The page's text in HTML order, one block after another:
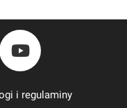
i regulaminy